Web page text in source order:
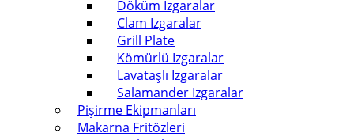
Döküm Izgaralar
Clam Izgaralar
Grill Plate
Kömürlü Izgaralar
Lavataşlı Izgaralar
Salamander Izgaralar
Pişirme Ekipmanları
Makarna Fritözleri